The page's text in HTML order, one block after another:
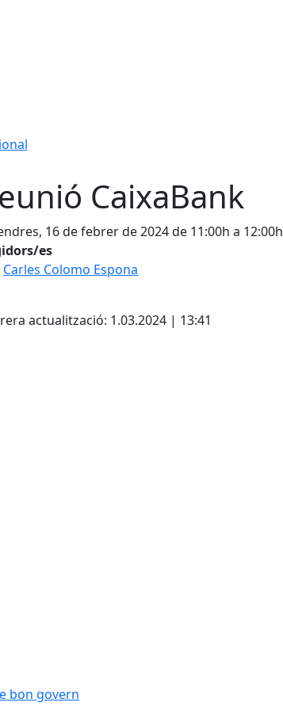
CaixaBank
16 de febrer de 2024 de 11:00h a 12:00h
es
Carles Colomo Espona
actualització: 1.03.2024 | 13:41
bon govern